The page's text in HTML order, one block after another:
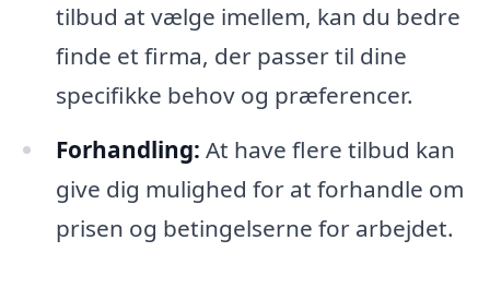
tilbud at vælge imellem, kan du bedre
finde et firma, der passer til dine
specifikke behov og præferencer.
Forhandling: At have flere tilbud kan
give dig mulighed for at forhandle om
prisen og betingelserne for arbejdet.